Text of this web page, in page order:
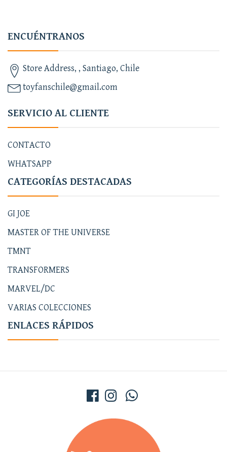
ENCUÉNTRANOS
Store Address, , Santiago, Chile
toyfanschile@gmail.com
SERVICIO AL CLIENTE
CONTACTO
WHATSAPP
CATEGORÍAS DESTACADAS
GI JOE
MASTER OF THE UNIVERSE
TMNT
TRANSFORMERS
MARVEL/DC
VARIAS COLECCIONES
ENLACES RÁPIDOS